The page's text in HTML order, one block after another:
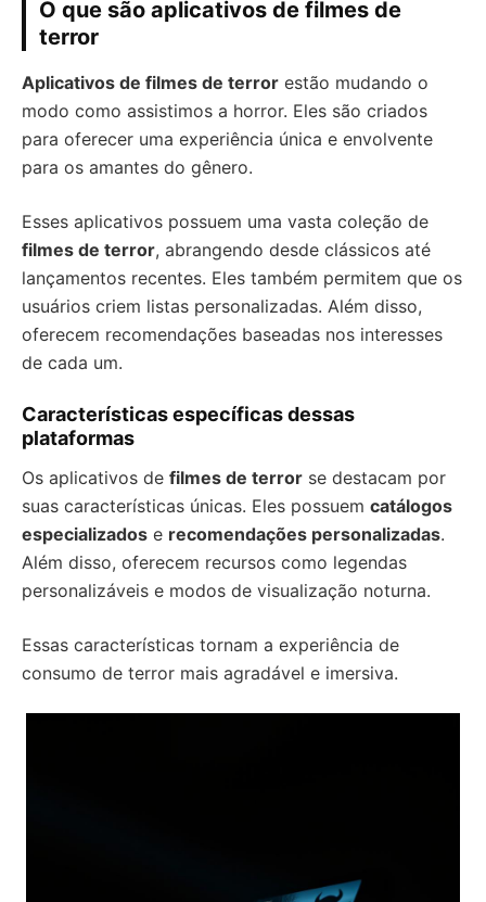
O que são aplicativos de filmes de
terror
Aplicativos de filmes de terror estão mudando o
modo como assistimos a horror. Eles são criados
para oferecer uma experiência única e envolvente
para os amantes do gênero.
Esses aplicativos possuem uma vasta coleção de
filmes de terror, abrangendo desde clássicos até
lançamentos recentes. Eles também permitem que os
usuários criem listas personalizadas. Além disso,
oferecem recomendações baseadas nos interesses
de cada um.
Características específicas dessas
plataformas
Os aplicativos de filmes de terror se destacam por
suas características únicas. Eles possuem catálogos
especializados e recomendações personalizadas.
Além disso, oferecem recursos como legendas
personalizáveis e modos de visualização noturna.
Essas características tornam a experiência de
consumo de terror mais agradável e imersiva.